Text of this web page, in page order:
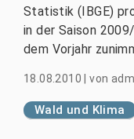
Statistik (IBGE)
in der Saison
dem Vorjahr
18.08.2010 |von
Wald und Klima